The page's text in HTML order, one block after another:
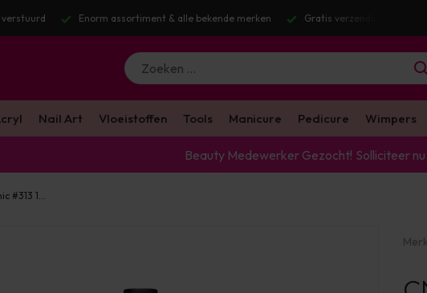
Gratis verzending v.a. €100 excl. BTW Voor 16:00 besteld? Dezelfde
Nail Art Vloeistoffen Tools Manicure Pedicure Wimpers
Beauty Medewerker Gezocht! Solliciteer nu
#313 1...
Merk: